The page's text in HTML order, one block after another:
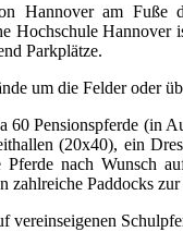
Hannover am Fuße
Hochschule Hannover
Parkplätze.
um die Felder oder
60 Pensionspferde (in
(20x40), ein
nach Wunsch
zahlreiche Paddocks